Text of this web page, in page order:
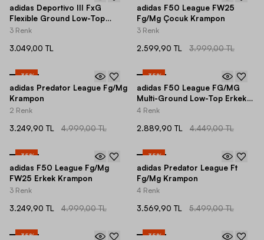
adidas Deportivo III FxG
Flexible Ground Low-Top
Erkek Krampon
3 Renk
3.049,00 TL
adidas F50 League FW25
Fg/Mg Çocuk Krampon
3 Renk
2.599,90 TL 3.999,00 TL
-35%
adidas Predator League Fg/Mg
Krampon
2 Renk
3.249,90 TL 4.999,00 TL
-35%
adidas F50 League FG/MG
Multi-Ground Low-Top Erkek
Krampon
4 Renk
2.889,90 TL 4.449,00 TL
-35%
adidas F50 League Fg/Mg
FW25 Erkek Krampon
3 Renk
3.249,90 TL 4.999,00 TL
-35%
adidas Predator League Ft
Fg/Mg Krampon
4 Renk
3.569,90 TL 5.499,00 TL
-35% -35%